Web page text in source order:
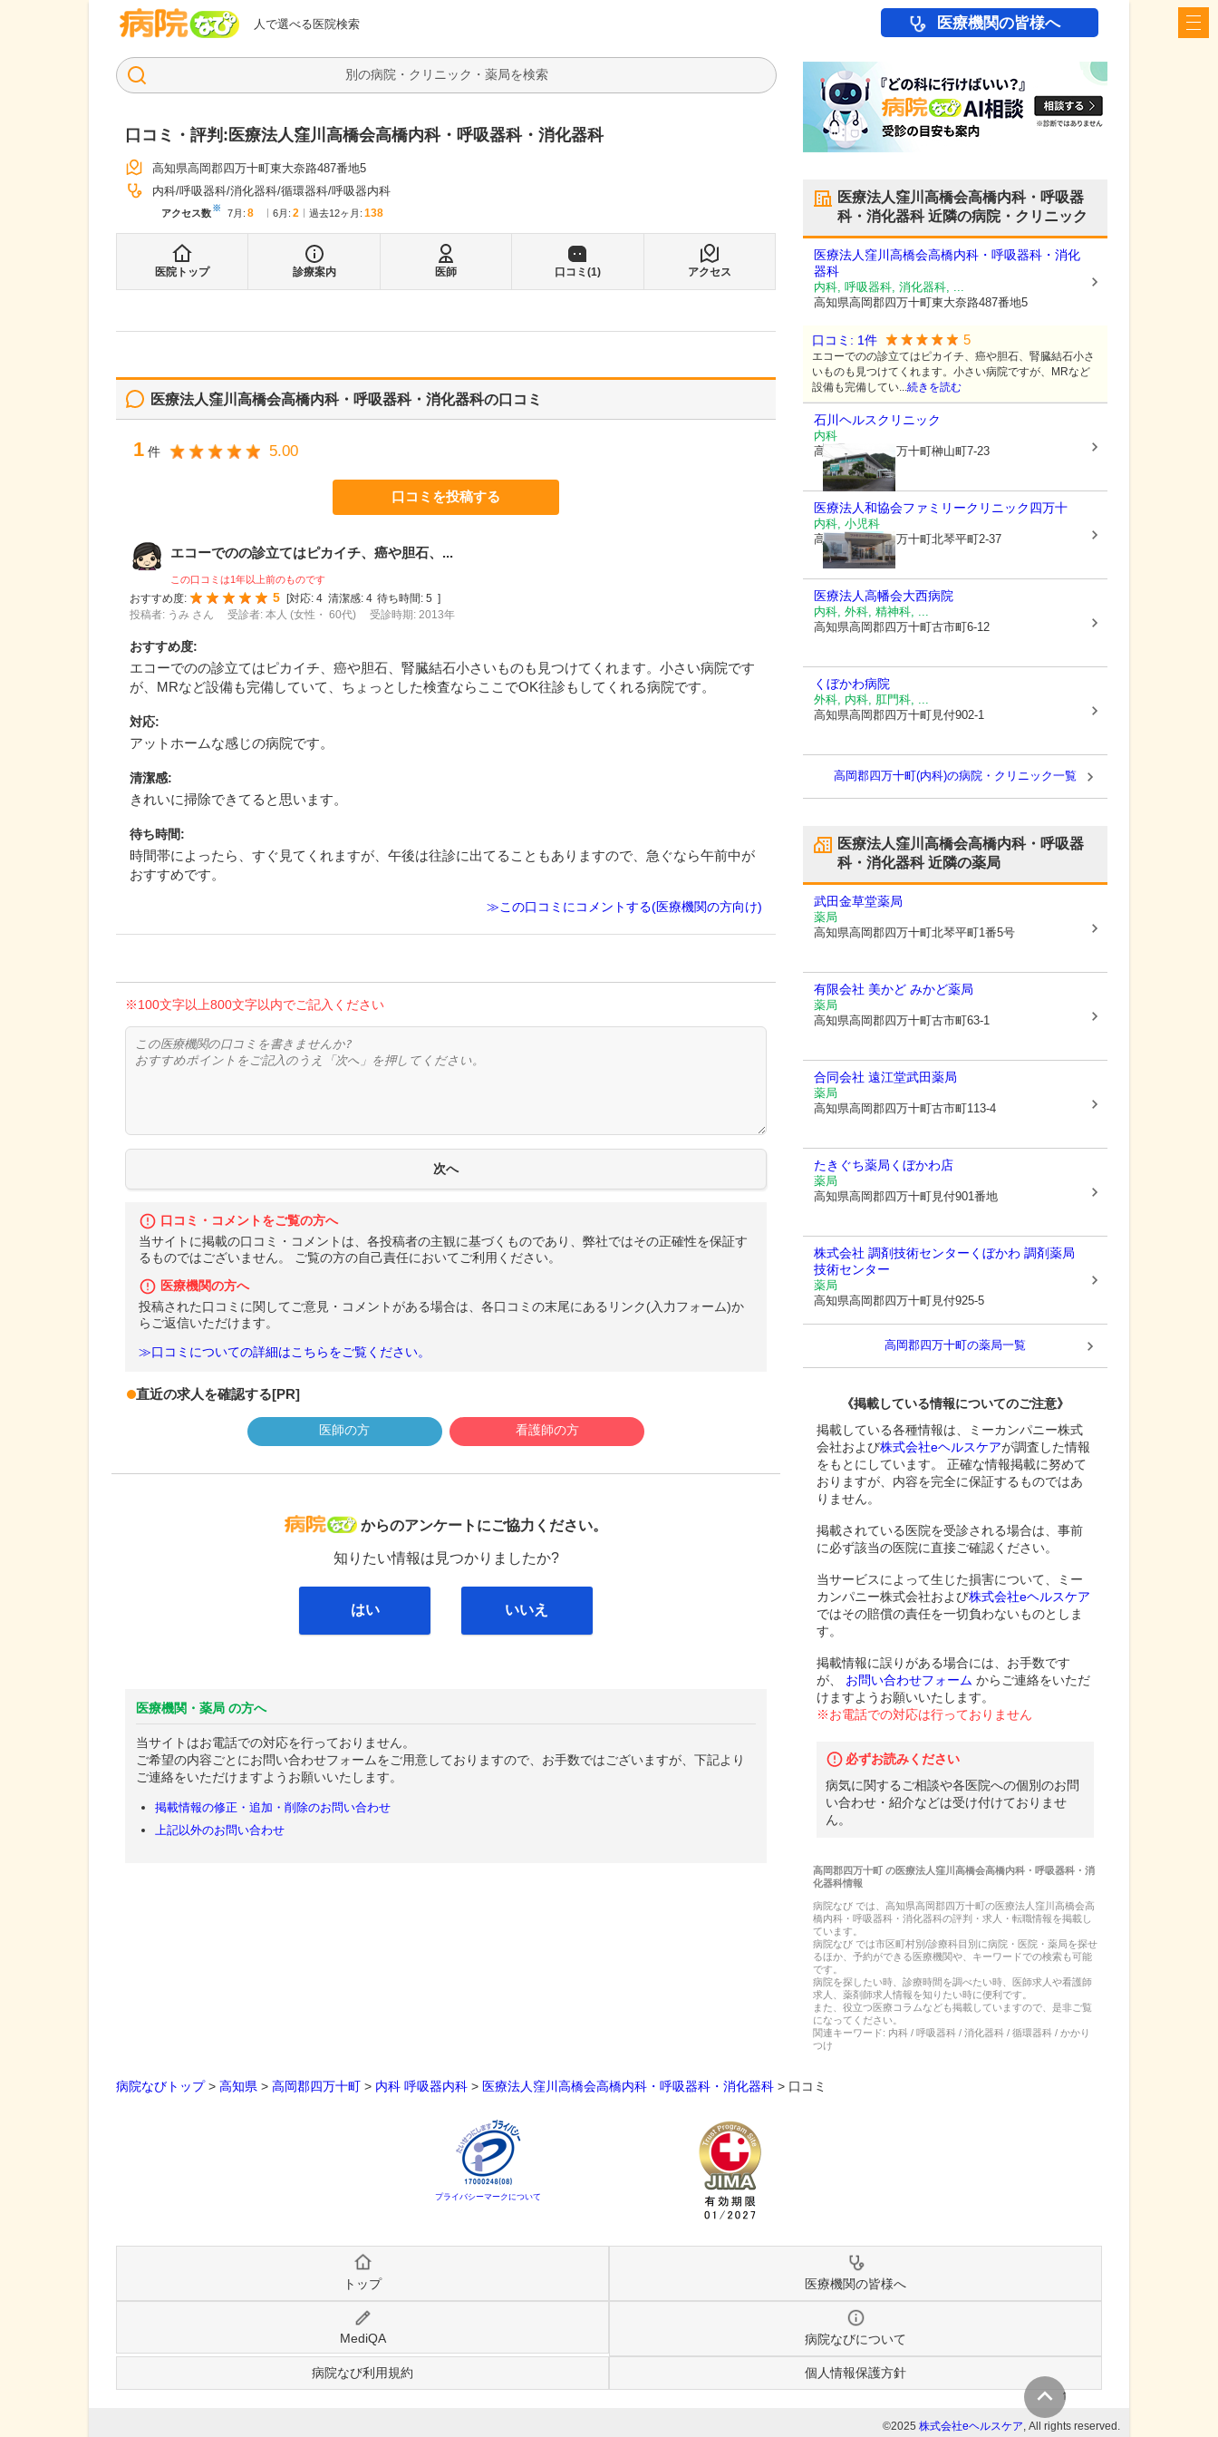
人で選べる医院検索
病院なび 医療機関の皆様へ
検索
口コミ・評判:医療法人窪川高橋会高橋内科・呼吸器科・消化器科
高知県高岡郡四万十町東大奈路487番地5
内科 呼吸器科 消化器科 循環器科 呼吸器内科
アクセス数※ 7月 : 8 6月 : 2 過去12ヶ月: 138
医院トップ 診療案内 医師 口コミ(1) アクセス
医療法人窪川高橋会高橋内科・呼吸器科・消化器科の口コミ
1 件 5.00
口コミを投稿する
エコーでのの診立てはピカイチ、癌や胆石、...
この口コミは1年以上前のものです
おすすめ度:
5 [対応: 4 清潔感: 4 待ち時間: 5 ]
投稿者: うみ さん
受診者: 本人 (女性・ 60代) 受診時期: 2013年
おすすめ度:
エコーでのの診立てはピカイチ、癌や胆石、腎臓結石小さいものも見つけてくれます。小さい病院です
が、MRなど設備も完備していて、ちょっとした検査ならここでOK往診もしてくれる病院です。
対応:
アットホームな感じの病院です。
清潔感:
きれいに掃除できてると思います。
待ち時間:
時間帯によったら、すぐ見てくれますが、午後は往診に出てることもありますので、急ぐなら午前中が
おすすめです。
≫この口コミにコメントする(医療機関の方向け)
※100文字以上800文字以内でご記入ください
口コミ・コメントをご覧の方へ
当サイトに掲載の口コミ・コメントは、各投稿者の主観に基づくものであり、弊社ではその正確性を保証す
るものではございません。 ご覧の方の自己責任においてご利用ください。
医療機関の方へ
投稿された口コミに関してご意見・コメントがある場合は、各口コミの末尾にあるリンク(入力フォーム)か
らご返信いただけます。
≫口コミについての詳細はこちらをご覧ください。
直近の求人を確認する[PR]
医師の方 看護師の方
病院なび
からのアンケートにご協力ください。
知りたい情報は見つかりましたか?
はい いいえ
医療機関・薬局 の方へ
当サイトはお電話での対応を行っておりません。
ご希望の内容ごとにお問い合わせフォームをご用意しておりますので、お手数ではございますが、下記より
ご連絡をいただけますようお願いいたします。
掲載情報の修正・追加・削除のお問い合わせ
上記以外のお問い合わせ
医療法人窪川高橋会高橋内科・呼吸器
科・消化器科近隣の病院・クリニック
医療法人窪川高橋会高橋内科・呼吸器科・消化
器科
内科, 呼吸器科, 消化器科, ...
高知県高岡郡四万十町東大奈路487番地5
口コミ: 1件 5
エコーでのの診立てはピカイチ、癌や胆石、腎臓結石小さ
いものも見つけてくれます。小さい病院ですが、MRなど
設備も完備してい...続きを読む
石川ヘルスクリニック
内科
高知県高岡郡四万十町榊山町7-23
医療法人和協会ファミリークリニック四万十
内科, 小児科
高知県高岡郡四万十町北琴平町2-37
医療法人高幡会大西病院
内科, 外科, 精神科, ...
高知県高岡郡四万十町古市町6-12
くぼかわ病院
外科, 内科, 肛門科, ...
高知県高岡郡四万十町見付902-1
高岡郡四万十町(内科)の病院・クリニック一覧
医療法人窪川高橋会高橋内科・呼吸器
科・消化器科近隣の薬局
武田金草堂薬局
薬局
高知県高岡郡四万十町北琴平町1番5号
有限会社 美かど みかど薬局
薬局
高知県高岡郡四万十町古市町63-1
合同会社 遠江堂武田薬局
薬局
高知県高岡郡四万十町古市町113-4
たきぐち薬局くぼかわ店
薬局
高知県高岡郡四万十町見付901番地
株式会社 調剤技術センターくぼかわ 調剤薬局
技術センター
薬局
高知県高岡郡四万十町見付925-5
高岡郡四万十町の薬局一覧
《掲載している情報についてのご注意》
掲載している各種情報は、ミーカンパニー株式
会社および株式会社eヘルスケアが調査した情報
をもとにしています。 正確な情報掲載に努めて
おりますが、内容を完全に保証するものではあ
りません。
掲載されている医院を受診される場合は、事前
に必ず該当の医院に直接ご確認ください。
当サービスによって生じた損害について、ミー
カンパニー株式会社および株式会社eヘルスケア
ではその賠償の責任を一切負わないものとしま
す。
掲載情報に誤りがある場合には、お手数です
が、
お問い合わせフォーム からご連絡をいただ
けますようお願いいたします。
※お電話での対応は行っておりません
必ずお読みください
病気に関するご相談や各医院への個別のお問
い合わせ・紹介などは受け付けておりませ
ん。
高岡郡四万十町の医療法人窪川高橋会高橋内科・呼吸器科・消
化器科情報
病院なび では、 高知県高岡郡四万十町の医療法人窪川高橋会高
橋内科・呼吸器科・消化器科の評判・求人・転職情報を掲載し
ています。
病院なび では市区町村別/診療科目別に病院・医院・薬局を探せ
るほか、予約ができる医療機関や、キーワードでの検索も可能
です。
病院を探したい時、診療時間を調べたい時、医師求人や看護師
求人、薬剤師求人情報を知りたい時に便利です。
また、役立つ医療コラムなども掲載していますので、是非ご覧
になってください。
関連キーワード: 内科 / 呼吸器科 / 消化器科 / 循環器科 / かかり
つけ
↑
病院なびトップ> 高知県 > 高岡郡四万十町 > 内科 呼吸器内科 > 医療法人窪川高橋会高橋内科・呼吸器科・消化器科 > 口コミ
プライバシーマークについて
トップ 医療機関の皆様へ
MediQA 病院なびについて
病院なび利用規約 個人情報保護方針
©2025 株式会社eヘルスケア , All rights reserved.